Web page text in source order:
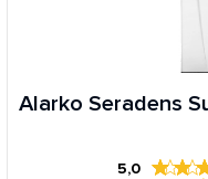
Alarko Seradens
5,0